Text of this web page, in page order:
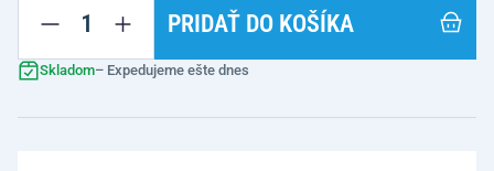
PRIDAŤ DO KOŠÍKA
Skladom– Expedujeme ešte dnes